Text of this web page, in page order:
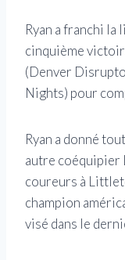
Ryan a franchi la
cinquième
(Denver
Nights) pour
Ryan a donné
autre coéquipier
coureurs à
champion
visé dans le